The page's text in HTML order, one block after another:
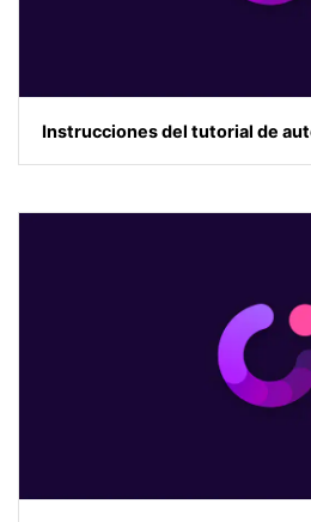
Instrucciones del tutorial de